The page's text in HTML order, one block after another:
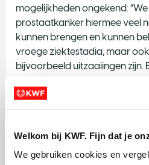
Welkom bij KWF. Fijn dat je
We gebruiken cookies en
mogelijkheden ongekend:
prostaatkanker hiermee veel
kunnen brengen en kunnen
vroege ziektestadia, maar
bijvoorbeeld uitzaaiingen zijn.
of de kanker terugkeert. In dat
multi-inzetbaar. Indien
voorkomende kankersoort
techniek relatief snel geschikt